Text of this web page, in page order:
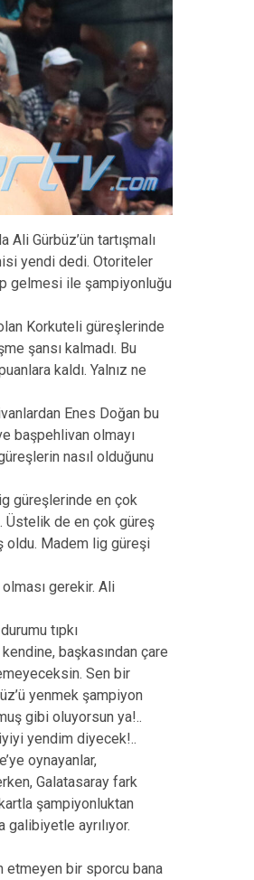
Gürbüz’ün tartışmalı
yendi dedi. Otoriteler
gelmesi ile şampiyonluğu
Korkuteli güreşlerinde
şansı kalmadı. Bu
kaldı. Yalnız ne
Enes Doğan bu
başpehlivan olmayı
nasıl olduğunu
güreşlerinde en çok
Üstelik de en çok güreş
oldu. Madem lig güreşi
gerekir. Ali
tıpkı
başkasından çare
Sen bir
yenmek şampiyon
gibi oluyorsun ya!..
yendim diyecek!..
oynayanlar,
Galatasaray fark
şampiyonluktan
ayrılıyor.
etmeyen bir sporcu bana